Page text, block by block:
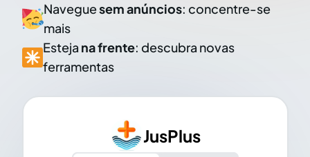
Naveguesem anúncios: concentre-se
mais
Esteja na frente: descubra novas
ferramentas
JusPlus